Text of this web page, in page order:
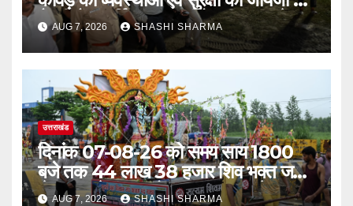
बैरागी कैंप पार्किंग स्थल जीरो ग्राउंड पर देर
रात्रि पहुंचे
AUG 7, 2026 SHASHI SHARMA
उत्तराखंड
दिनांक 07-08-26 को समय साय 1800
बजे तक 44 लाख 38 हजार शिव भक्त जल
लेकर अपने गंतव्य को प्रस्थान कर चुके
AUG 7, 2026 SHASHI SHARMA